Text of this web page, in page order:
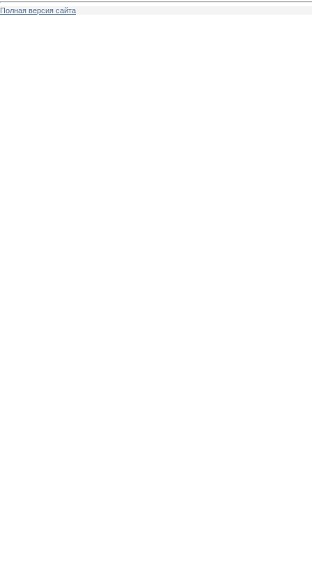
Полная версия сайта